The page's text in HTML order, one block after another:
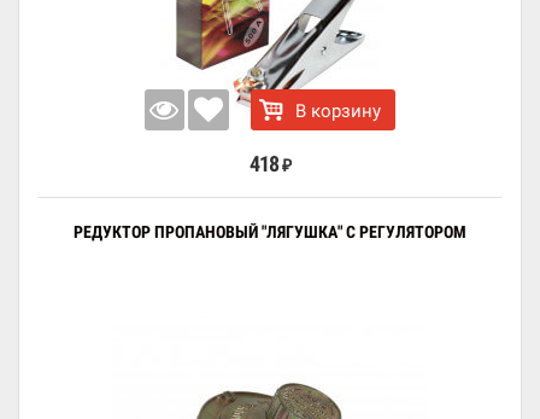
В корзину
418 ₽
РЕДУКТОР ПРОПАНОВЫЙ "ЛЯГУШКА" С РЕГУЛЯТОРОМ